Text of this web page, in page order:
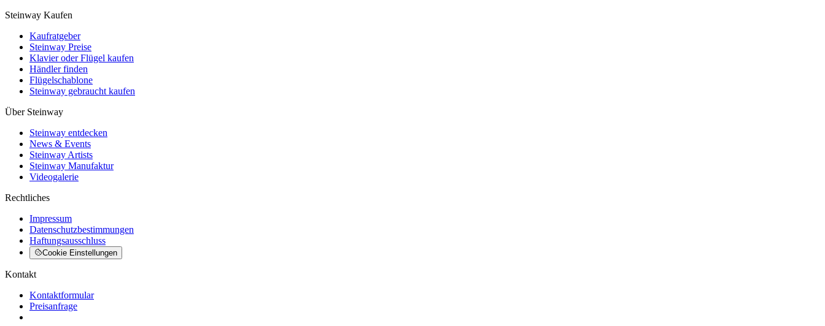
Steinway Kaufen
Kaufratgeber
Steinway Preise
Klavier oder Flügel kaufen
Händler finden
Flügelschablone
Steinway gebraucht kaufen
Über Steinway
Steinway entdecken
News & Events
Steinway Artists
Steinway Manufaktur
Videogalerie
Rechtliches
Impressum
Datenschutzbestimmungen
Haftungsausschluss
Cookie Einstellungen
Kontakt
Kontaktformular
Preisanfrage